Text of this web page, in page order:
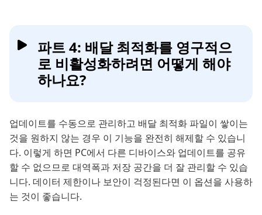
파트 4: 배달 최적화를 영구적으
로 비활성화하려면 어떻게 해야
하나요?
업데이트를 수동으로 관리하고 배달 최적화 파일이 쌓이는
것을 원하지 않는 경우 이 기능을 완전히 해제할 수 있습니
다. 이렇게 하면 PC에서 다른 디바이스와 업데이트를 공유
할 수 없으므로 대역폭과 저장 공간을 더 잘 관리할 수 있습
니다. 데이터 제한이나 보안이 걱정된다면 이 옵션을 사용하
는 것이 좋습니다.